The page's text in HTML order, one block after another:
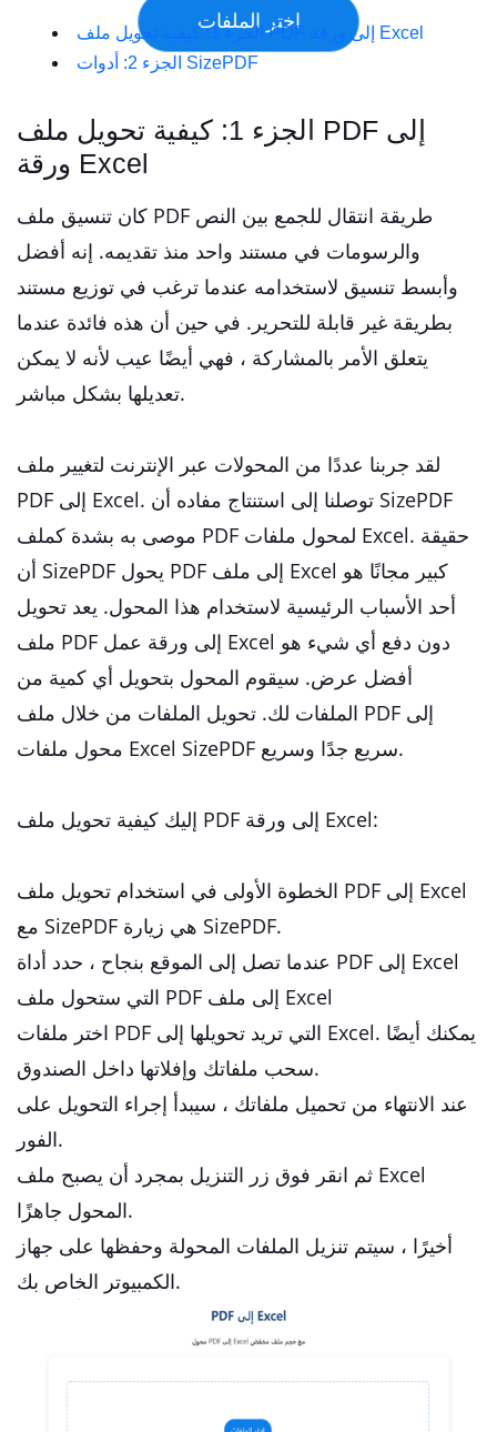
الجزء 1: كيفية تحويل ملف PDF إلى ورقة Excel
الجزء 2: أدوات SizePDF
الجزء 1: كيفية تحويل ملف PDF إلى
ورقة Excel
كان تنسيق ملف PDF طريقة انتقال للجمع بين النص
والرسومات في مستند واحد منذ تقديمه. إنه أفضل
وأبسط تنسيق لاستخدامه عندما ترغب في توزيع مستند
بطريقة غير قابلة للتحرير. في حين أن هذه فائدة عندما
يتعلق الأمر بالمشاركة ، فهي أيضًا عيب لأنه لا يمكن
تعديلها بشكل مباشر.
لقد جربنا عددًا من المحولات عبر الإنترنت لتغيير ملف
PDF إلى Excel. توصلنا إلى استنتاج مفاده أن SizePDF
موصى به بشدة كملف PDF لمحول ملفات Excel. حقيقة
أن SizePDF يحول PDF إلى ملف Excel كبير مجانًا هو
أحد الأسباب الرئيسية لاستخدام هذا المحول. يعد تحويل
ملف PDF إلى ورقة عمل Excel دون دفع أي شيء هو
أفضل عرض. سيقوم المحول بتحويل أي كمية من
الملفات لك. تحويل الملفات من خلال ملف PDF إلى
محول ملفات Excel SizePDF سريع جدًا وسريع.
إليك كيفية تحويل ملف PDF إلى ورقة Excel:
الخطوة الأولى في استخدام تحويل ملف PDF إلى Excel
مع SizePDF هي زيارة SizePDF.
عندما تصل إلى الموقع بنجاح ، حدد أداة PDF إلى Excel
التي ستحول ملف PDF إلى ملف Excel
اختر ملفات PDF التي تريد تحويلها إلى Excel. يمكنك أيضًا
سحب ملفاتك وإفلاتها داخل الصندوق.
عند الانتهاء من تحميل ملفاتك ، سيبدأ إجراء التحويل على
الفور.
ثم انقر فوق زر التنزيل بمجرد أن يصبح ملف Excel
المحول جاهزًا.
أخيرًا ، سيتم تنزيل الملفات المحولة وحفظها على جهاز
الكمبيوتر الخاص بك.